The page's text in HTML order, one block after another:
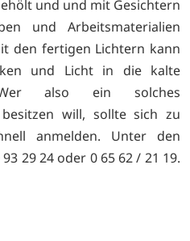
und und mit Gesichtern
und Arbeitsmaterialien
den fertigen Lichtern kann
und Licht in die kalte
also ein solches
will, sollte sich zu
anmelden. Unter den
29 24 oder 0 65 62 / 21 19.